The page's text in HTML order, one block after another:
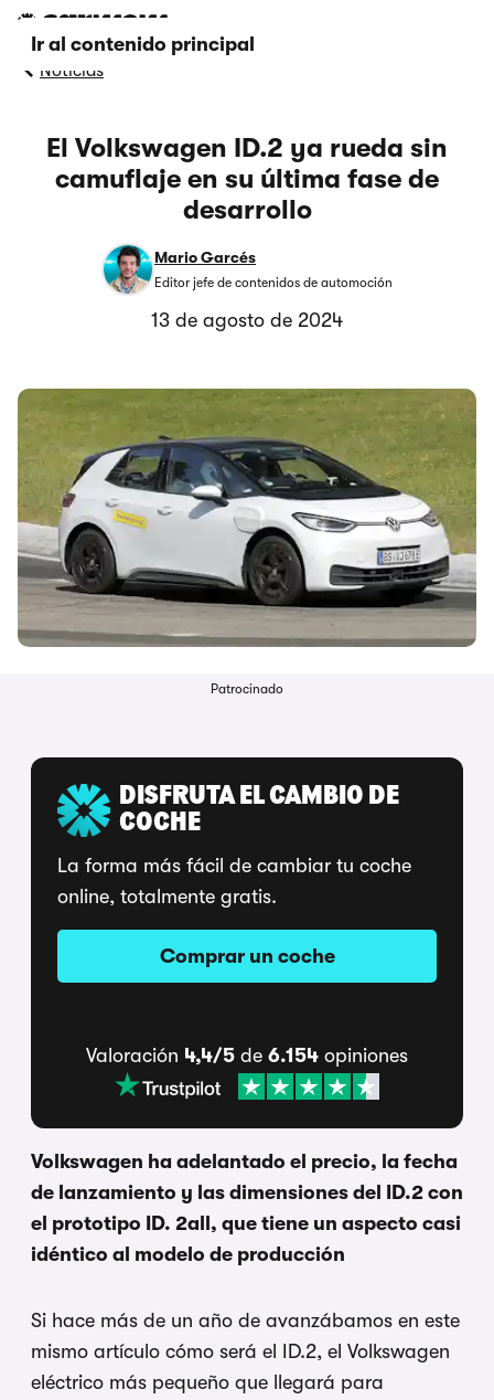
Ir al contenido principal
Noticias
El Volkswagen ID.2 ya rueda sin
camuflaje en su última fase de
desarrollo
Mario Garcés
Editor jefe de contenidos de automoción
13 de agosto de 2024
Patrocinado
DISFRUTA EL CAMBIO DE
COCHE
La forma más fácil de cambiar tu coche
online, totalmente gratis.
Comprar un coche
Valoración 4,4/5 de 6.154 opiniones
Volkswagen ha adelantado el precio, la fecha
de lanzamiento y las dimensiones del ID.2 con
el prototipo ID. 2all, que tiene un aspecto casi
idéntico al modelo de producción
Si hace más de un año de avanzábamos en este
mismo artículo cómo será el ID.2, el Volkswagen
eléctrico más pequeño que llegará para